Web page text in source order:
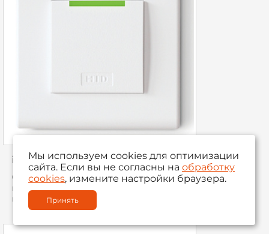
iClass SE Decor
Считыватель smart карт iClass SE,
монтаж в стандартные подрозетники,
компактный дизайн.
Мы используем cookies для оптимизации
сайта. Если вы не согласны наобработку
cookies, измените настройки браузера.
Принять